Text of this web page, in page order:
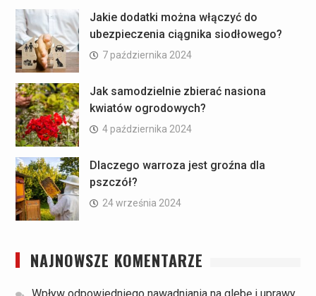
Jakie dodatki można włączyć do
ubezpieczenia ciągnika siodłowego?
7 października 2024
Jak samodzielnie zbierać nasiona
kwiatów ogrodowych?
4 października 2024
Dlaczego warroza jest groźna dla
pszczół?
24 września 2024
NAJNOWSZE KOMENTARZE